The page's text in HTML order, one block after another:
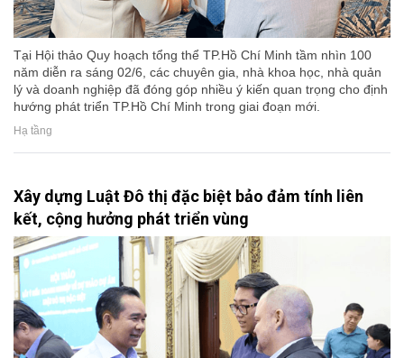
Tại Hội thảo Quy hoạch tổng thể TP.Hồ Chí Minh tầm nhìn 100
năm diễn ra sáng 02/6, các chuyên gia, nhà khoa học, nhà quản
lý và doanh nghiệp đã đóng góp nhiều ý kiến quan trọng cho định
hướng phát triển TP.Hồ Chí Minh trong giai đoạn mới.
Hạ tầng
Xây dựng Luật Đô thị đặc biệt bảo đảm tính liên
kết, cộng hưởng phát triển vùng